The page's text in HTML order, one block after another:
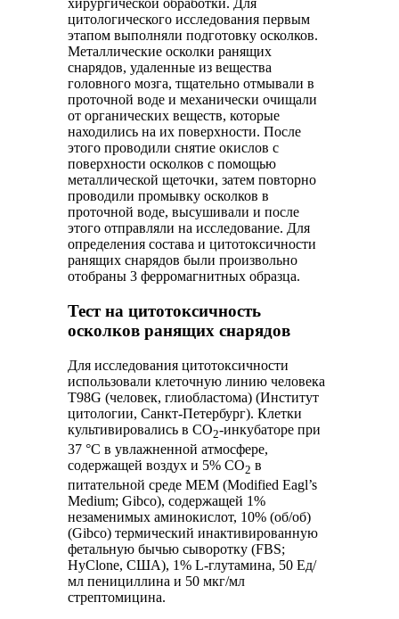
хирургической обработки. Для
цитологического исследования первым
этапом выполняли подготовку осколков.
Металлические осколки ранящих
снарядов, удаленные из вещества
головного мозга, тщательно отмывали в
проточной воде и механически очищали
от органических веществ, которые
находились на их поверхности. После
этого проводили снятие окислов с
поверхности осколков с помощью
металлической щеточки, затем повторно
проводили промывку осколков в
проточной воде, высушивали и после
этого отправляли на исследование. Для
определения состава и цитотоксичности
ранящих снарядов были произвольно
отобраны 3 ферромагнитных образца.
Тест на цитотоксичность
осколков ранящих снарядов
Для исследования цитотоксичности
использовали клеточную линию человека
T98G (человек, глиобластома) (Институт
цитологии, Санкт-Петербург). Клетки
культивировались в CO2-инкубаторе при
37 °C в увлажненной атмосфере,
содержащей воздух и 5% CO2 в
питательной среде MEM (Modified Eagl’s
Medium; Gibco), содержащей 1%
незаменимых аминокислот, 10% (об/об)
(Gibco) термический инактивированную
фетальную бычью сыворотку (FBS;
HyClone, США), 1% L-глутамина, 50 Ед/
мл пенициллина и 50 мкг/мл
стрептомицина.